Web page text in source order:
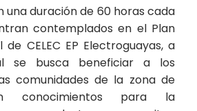
una duración de 60 horas cada
contemplados en el Plan
CELEC EP Electroguayas, a
se busca beneficiar a los
comunidades de la zona de
conocimientos para la